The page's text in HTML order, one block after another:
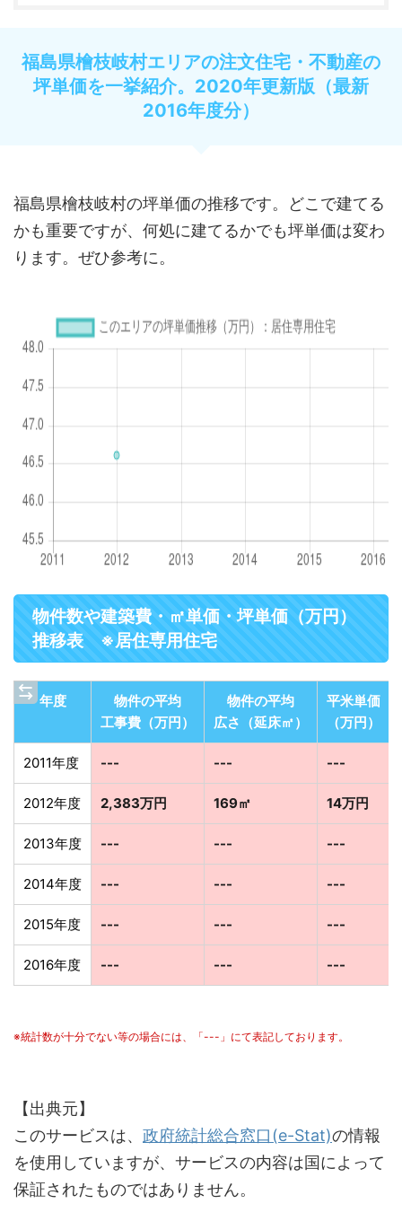
福島県檜枝岐村エリアの注文住宅・不動産の
坪単価を一挙紹介。2020年更新版（最新
2016年度分）
福島県檜枝岐村の坪単価の推移です。どこで建てる
かも重要ですが、何処に建てるかでも坪単価は変わ
ります。ぜひ参考に。
物件数や建築費・㎡単価・坪単価（万円）
推移表 ※居住専用住宅
年度
物件の平均
工事費（万円）
物件の平均
広さ（延床㎡）
平米単価
（万円）
2011年度 --- --- ---
2012年度 2,383万円 169㎡ 14万円
2013年度 --- --- ---
2014年度 --- --- ---
2015年度 --- --- ---
2016年度 --- --- ---
※統計数が十分でない等の場合には、「---」にて表記しております。
【出典元】
このサービスは、 政府統計総合窓口(e-Stat)の情報
を使用していますが、サービスの内容は国によって
保証されたものではありません。